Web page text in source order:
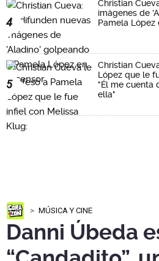
4
Christian
imágenes de
Pamela López
5
Christian
López que le
"Él me cuenta
ella"
MÚSICA Y CINE
Danni Úbeda